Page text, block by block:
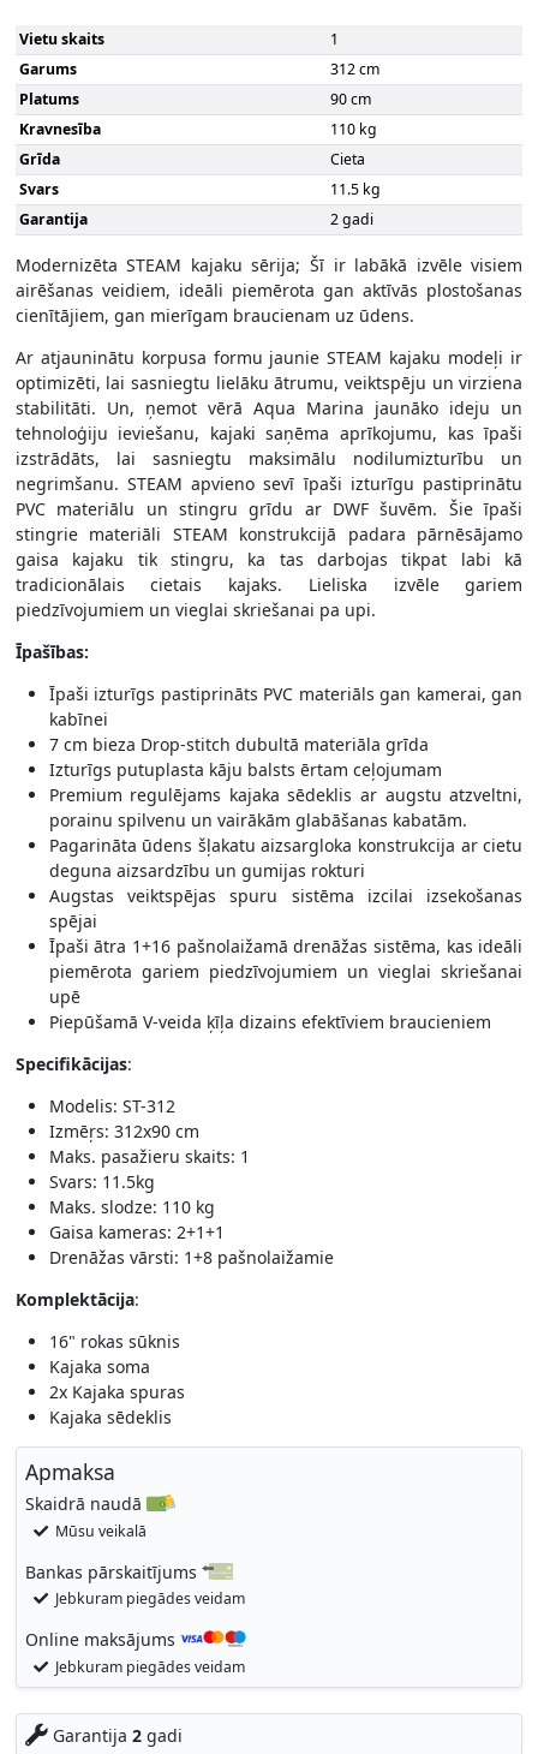
Vietu skaits
1
Garums
312 cm
Platums
90 cm
Kravnesība
110 kg
Grīda
Cieta
Svars
11.5 kg
Garantija
2 gadi
Modernizēta STEAM kajaku sērija; Šī ir labākā izvēle visiem
airēšanas veidiem, ideāli piemērota gan aktīvās plostošanas
cienītājiem, gan mierīgam braucienam uz ūdens.
Ar atjauninātu korpusa formu jaunie STEAM kajaku modeļi ir
optimizēti, lai sasniegtu lielāku ātrumu, veiktspēju un virziena
stabilitāti. Un, ņemot vērā Aqua Marina jaunāko ideju un
tehnoloģiju ieviešanu, kajaki saņēma aprīkojumu, kas īpaši
izstrādāts, lai sasniegtu maksimālu nodilumizturību un
negrimšanu. STEAM apvieno sevī īpaši izturīgu pastiprinātu
PVC materiālu un stingru grīdu ar DWF šuvēm. Šie īpaši
stingrie materiāli STEAM konstrukcijā padara pārnēsājamo
gaisa kajaku tik stingru, ka tas darbojas tikpat labi kā
tradicionālais cietais kajaks. Lieliska izvēle gariem
piedzīvojumiem un vieglai skriešanai pa upi.
Īpašības:
Īpaši izturīgs pastiprināts PVC materiāls gan kamerai, gan
kabīnei
7 cm bieza Drop-stitch dubultā materiāla grīda
Izturīgs putuplasta kāju balsts ērtam ceļojumam
Premium regulējams kajaka sēdeklis ar augstu atzveltni,
porainu spilvenu un vairākām glabāšanas kabatām.
Pagarināta ūdens šļakatu aizsargloka konstrukcija ar cietu
deguna aizsardzību un gumijas rokturi
Augstas veiktspējas spuru sistēma izcilai izsekošanas
spējai
Īpaši ātra 1+16 pašnolaižamā drenāžas sistēma, kas ideāli
piemērota gariem piedzīvojumiem un vieglai skriešanai
upē
Piepūšamā V-veida ķīļa dizains efektīviem braucieniem
Specifikācijas:
Modelis: ST-312
Izmēŗs: 312x90 cm
Maks. pasažieru skaits: 1
Svars: 11.5kg
Maks. slodze: 110 kg
Gaisa kameras: 2+1+1
Drenāžas vārsti: 1+8 pašnolaižamie
Komplektācija:
16" rokas sūknis
Kajaka soma
2x Kajaka spuras
Kajaka sēdeklis
Apmaksa
Skaidrā naudā
Mūsu veikalā
Bankas pārskaitījums
Jebkuram piegādes veidam
Online maksājums
Jebkuram piegādes veidam
Garantija 2gadi